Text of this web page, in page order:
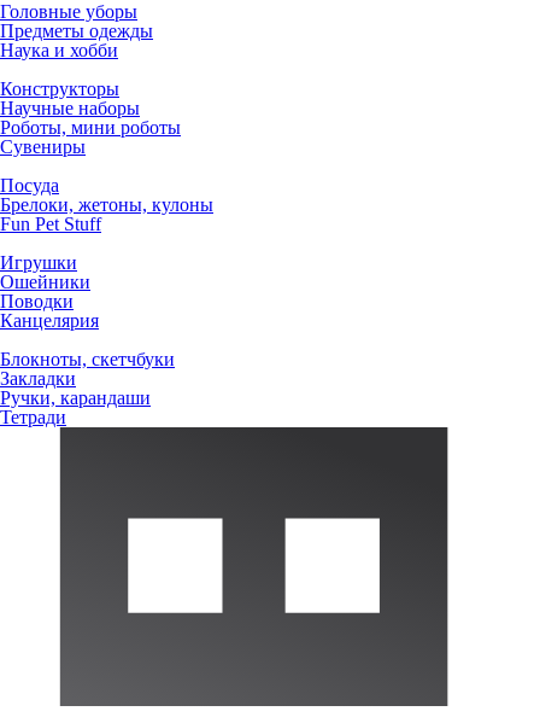
Головные уборы
Предметы одежды
Наука и хобби
Конструкторы
Научные наборы
Роботы, мини роботы
Сувениры
Посуда
Брелоки, жетоны, кулоны
Fun Pet Stuff
Игрушки
Ошейники
Поводки
Канцелярия
Блокноты, скетчбуки
Закладки
Ручки, карандаши
Тетради